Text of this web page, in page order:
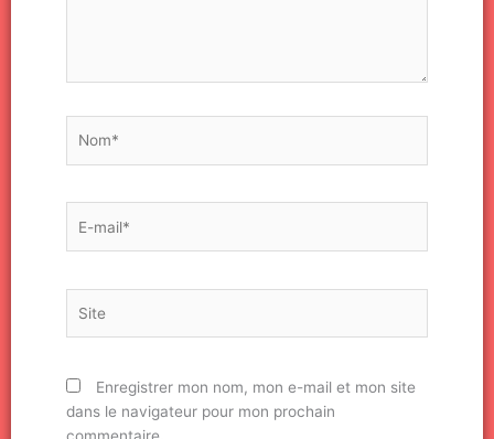
mail*
Enregistrer mon nom, mon e-mail et mon site
dans le navigateur pour mon prochain